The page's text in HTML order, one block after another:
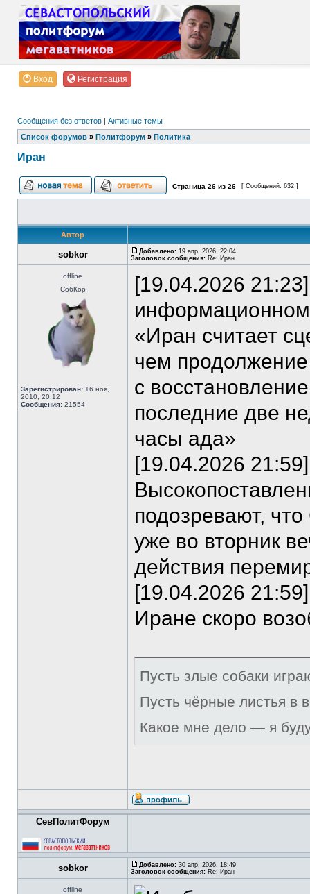
Вход Регистрация
Сообщения без ответов | Активные темы
Список форумов » Политфорум » Политика
Иран
Страница 26 из 26 [ Сообщений: 632 ]
Автор
sobkor Добавлено: 19 апр, 2026, 22:04
Заголовок сообщения: Re: Иран
offline
СобКор
Зарегистрирован: 16 ноя,
2010, 20:12
Сообщения: 21554
[19.04.2026
информационном
«Иран считает
чем
с
последние две
часы ада»
[19.04.2026
подозревают,
уже во вторник
действия
[19.04.2026
Иране скоро
Пусть злые собаки
Пусть чёрные листья в
Какое мне дело — я
СевПолитФорум
sobkor Добавлено: 30 апр, 2026, 18:49
Заголовок сообщения: Re: Иран
offline